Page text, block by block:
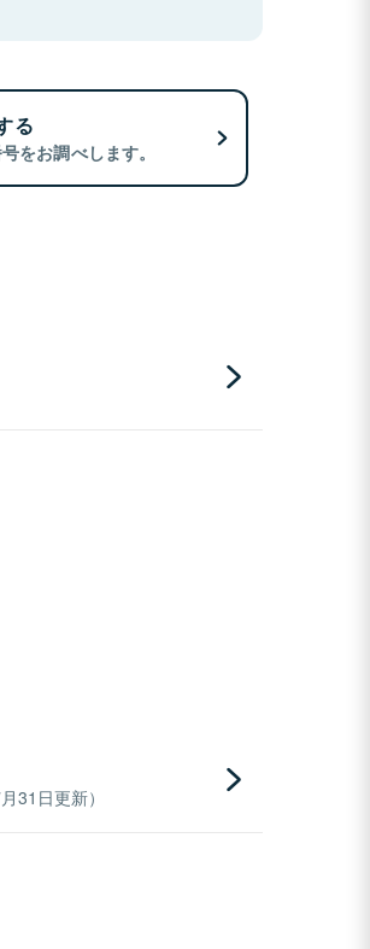
る
をお調べします。
31日更新）